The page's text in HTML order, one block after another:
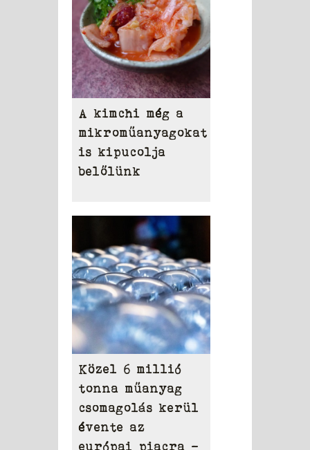
A kimchi még a
mikroműanyagokat
is kipucolja
belőlünk
Közel 6 millió
tonna műanyag
csomagolás kerül
évente az
európai piacra –